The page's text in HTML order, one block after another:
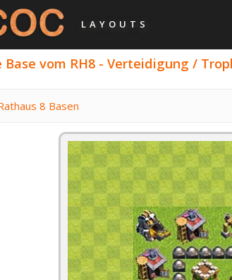
LAYOUTS
Base vom RH8 - Verteidigung /
8 Basen